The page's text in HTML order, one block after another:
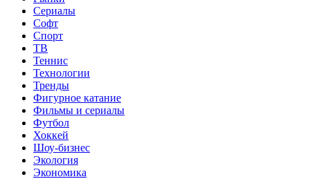
Сериалы
Софт
Спорт
ТВ
Теннис
Технологии
Тренды
Фигурное катание
Фильмы и сериалы
Футбол
Хоккей
Шоу-бизнес
Экология
Экономика